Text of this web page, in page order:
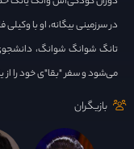
در سرزمینی بیگانه، او با
تانگ شوانگ شوانگ،
می‌شود و سفر "بقا"ی خود را از
بازیگران